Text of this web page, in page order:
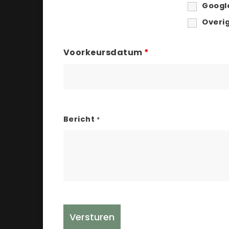
Voorkeursdatum *
Bericht *